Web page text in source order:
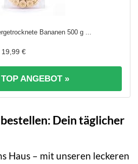
Bananen 500 g ...
19,99 €
ANGEBOT »
Dein täglicher
Haus – mit unseren leckeren